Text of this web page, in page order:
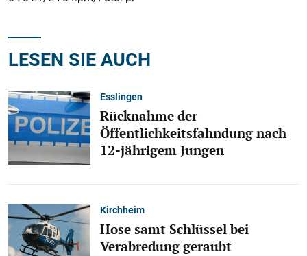
LESEN SIE AUCH
Esslingen
Rücknahme der
Öffentlichkeitsfahndung nach
12-jährigem Jungen
Kirchheim
Hose samt Schlüssel bei
Verabredung geraubt